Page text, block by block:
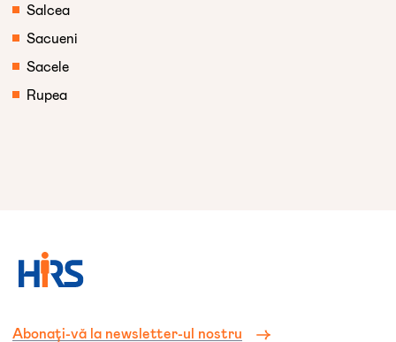
Salcea
Sacueni
Sacele
Rupea
Abonați-vă la newsletter-ul nostru